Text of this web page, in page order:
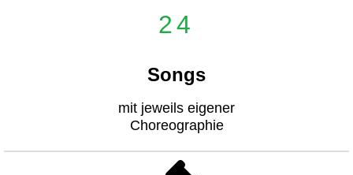
24
Songs
mit jeweils eigener
Choreographie